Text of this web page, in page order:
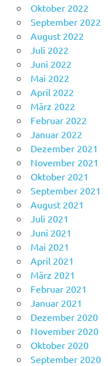
Oktober 2022
September 2022
August 2022
Juli 2022
Juni 2022
Mai 2022
April 2022
März 2022
Februar 2022
Januar 2022
Dezember 2021
November 2021
Oktober 2021
September 2021
August 2021
Juli 2021
Juni 2021
Mai 2021
April 2021
März 2021
Februar 2021
Januar 2021
Dezember 2020
November 2020
Oktober 2020
September 2020